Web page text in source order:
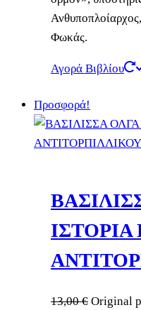
Φωκάς.
Αγορά Βιβλίου
Προσφορά!
13,00€ Original